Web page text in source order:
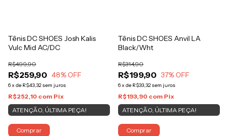
Tênis DC SHOES Josh Kalis
Vulc Mid AC/DC
R$259,90
R$499,90
48% OFF
6x de R$43,32 sem juros
R$252,10 com Pix
ATENÇÃO, ÚLTIMA PEÇA!
Comprar
Tênis DC SHOES Anvil LA
Black/Wht
R$199,90
R$314,90
37% OFF
6x de R$33,32 sem juros
R$193,90 com Pix
ATENÇÃO, ÚLTIMA PEÇA!
Comprar